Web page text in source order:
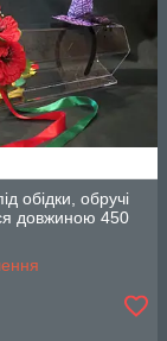
обідки, обручі
довжиною 450